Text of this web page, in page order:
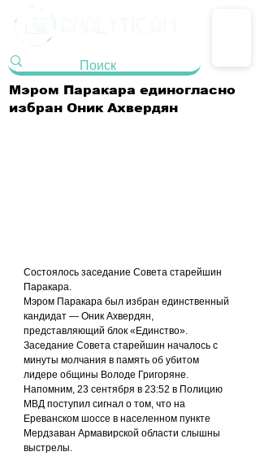
Мэром Паракара единогласно
избран Оник Ахвердян
Состоялось заседание Совета старейшин
Паракара.
Мэром Паракара был избран единственный
кандидат — Оник Ахвердян,
представляющий блок «Единство».
Заседание Совета старейшин началось с
минуты молчания в память об убитом
лидере общины Володе Григоряне.
Напомним, 23 сентября в 23:52 в Полицию
МВД поступил сигнал о том, что на
Ереванском шоссе в населенном пункте
Мердзаван Армавирской области слышны
выстрелы.